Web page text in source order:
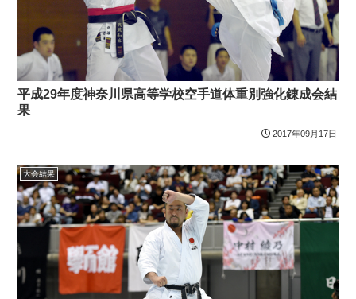
平成29年度神奈川県高等学校空手道体重別強化錬成会結
果
2017年09月17日
大会結果